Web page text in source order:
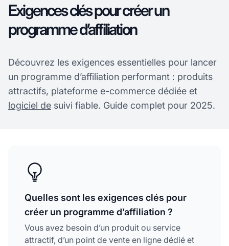
Exigences clés pour créer un
programme d’affiliation
Découvrez les exigences essentielles pour lancer
un programme d’affiliation performant : produits
attractifs, plateforme e-commerce dédiée et
logiciel de suivi fiable. Guide complet pour 2025.
Quelles sont les exigences clés pour
créer un programme d’affiliation ?
Vous avez besoin d’un produit ou service
attractif, d’un point de vente en ligne dédié et